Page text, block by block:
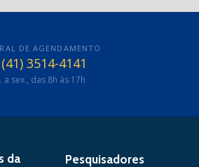
DE AGENDAMENTO
3514-4141
a sex., das 8h às 17h
da
Pesquisadores